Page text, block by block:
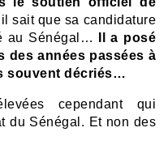
il sait que sa candidature
au Sénégal…
Il a posé
des années passées à
souvent décriés…
cependant qui
du Sénégal. Et non des